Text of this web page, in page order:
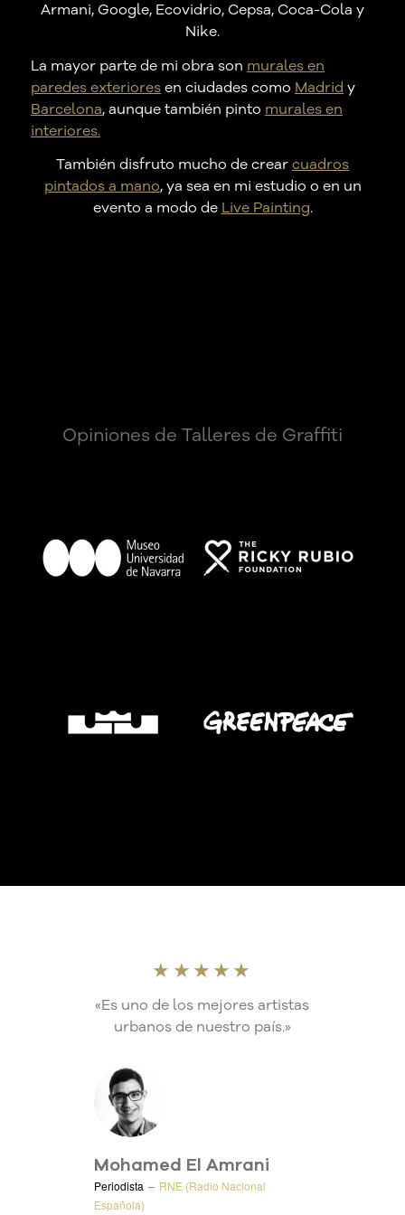
Armani, Google, Ecovidrio, Cepsa, Coca-Cola y
Nike.
La mayor parte de mi obra son murales en
paredes exterioresen ciudades como Madrid y
Barcelona, aunque también pinto murales en
interiores.
También disfruto mucho de crearcuadros
pintados a mano, ya sea en mi estudio o en un
evento a modo deLive Painting.
Opiniones de Talleres de Graffiti
★★★★★
«Es uno de los mejores artistas
urbanos de nuestro país.»
Mohamed El Amrani
Periodista – RNE (Radio Nacional
Española)